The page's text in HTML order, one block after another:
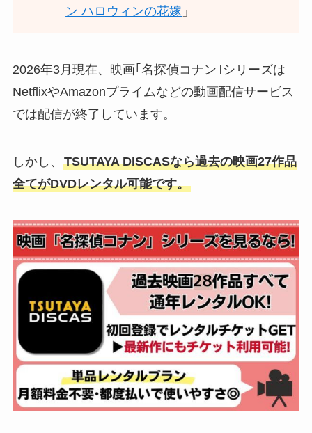
ン ハロウィンの花嫁 」
2026年3月現在、映画｢名探偵コナン｣シリーズは
NetflixやAmazonプライムなどの動画配信サービス
では配信が終了しています。
しかし、 TSUTAYA DISCASなら過去の映画27作品
全てがDVDレンタル可能です。